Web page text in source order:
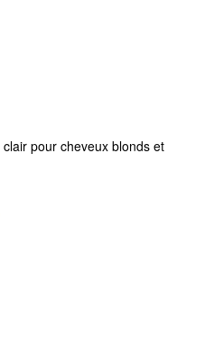
pour cheveux blonds et